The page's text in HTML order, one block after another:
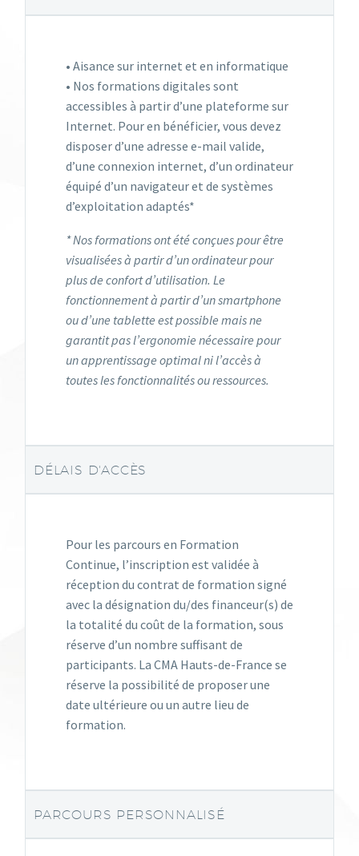
• Aisance sur internet et en informatique
• Nos formations digitales sont
accessibles à partir d’une plateforme sur
Internet. Pour en bénéficier, vous devez
disposer d’une adresse e-mail valide,
d’une connexion internet, d’un ordinateur
équipé d’un navigateur et de systèmes
d’exploitation adaptés*
* Nos formations ont été conçues pour être
visualisées à partir d’un ordinateur pour
plus de confort d’utilisation. Le
fonctionnement à partir d’un smartphone
ou d’une tablette est possible mais ne
garantit pas l’ergonomie nécessaire pour
un apprentissage optimal ni l’accès à
toutes les fonctionnalités ou ressources.
DÉLAIS D'ACCÈS
Pour les parcours en Formation
Continue, l’inscription est validée à
réception du contrat de formation signé
avec la désignation du/des financeur(s) de
la totalité du coût de la formation, sous
réserve d’un nombre suffisant de
participants. La CMA Hauts-de-France se
réserve la possibilité de proposer une
date ultérieure ou un autre lieu de
formation.
PARCOURS PERSONNALISÉ